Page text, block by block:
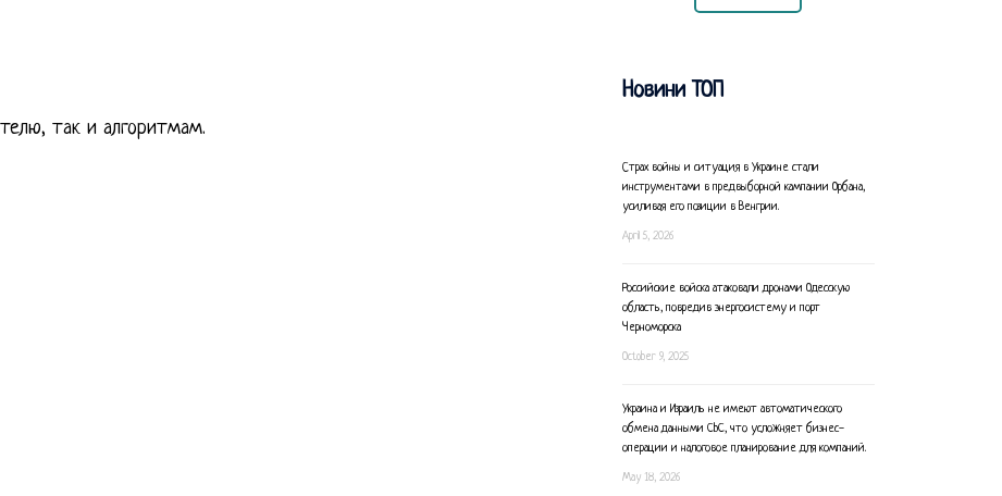
так и алгоритмам.
Новини ТОП
Страх войны и ситуация в Украине стали
инструментами в предвыборной кампании Орбана,
усиливая его позиции в Венгрии.
April 5, 2026
Российские войска атаковали дронами Одесскую
область, повредив энергосистему и порт
Черноморска
October 9, 2025
Украина и Израиль не имеют автоматического
обмена данными CbC, что усложняет бизнес-
операции и налоговое планирование для компаний.
May 18, 2026